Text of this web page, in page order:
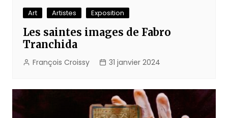
Art Artistes Exposition
Les saintes images de Fabro
Tranchida
François Croissy 31 janvier 2024